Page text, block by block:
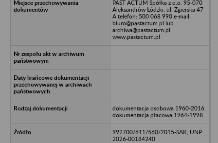
PAST ACTUM Spółka z o.o. 95-070
Aleksandrów Łódzki, ul. Zgierska 47
A telefon: 500 068 990 e-mail:
biuro@pastactum.pl lub
archiwa@pastactum.pl
www.pastactum.pl
dokumentacja osobowa 1960-2016,
dokumentacja płacowa 1964-1998
992700/611/560/2015-SAK, UNP:
2026-00184240